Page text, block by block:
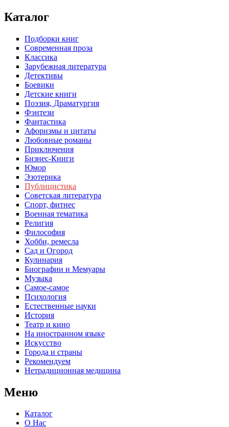
Каталог
Подборки книг
Современная проза
Классика
Зарубежная литература
Детективы
Боевики
Детские книги
Поэзия, Драматургия
Фэнтези
Фантастика
Афоризмы и цитаты
Любовные романы
Приключения
Бизнес-Книги
Юмор
Эзотерика
Публицистика
Советская литература
Спорт, фитнес
Военная тематика
Религия
Философия
Хобби, ремесла
Сад и Огород
Кулинария
Биографии и Мемуары
Музыка
Самое-самое
Психология
Естественные науки
История
Театр и кино
На иностранном языке
Искусство
Города и страны
Рекомендуем
Нетрадиционная медицина
Меню
Каталог
О Нас